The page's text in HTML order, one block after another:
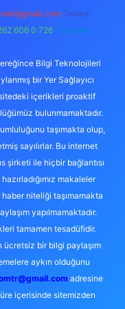
Teams:
606 0 726 Telegram:
Bilgi Teknolojileri
bir Yer Sağlayıcı
içerikleri proaktif
bulunmamaktadır.
taşımakta olup,
sayılırlar. Bu internet
şirketi ile hiçbir bağlantısı
makaleler
niteliği taşımamakta
yapılmamaktadır.
tamamen tesadüfidir.
ücretsiz bir bilgi paylaşım
aykırı olduğunu
adresine
içerisinde sitemizden